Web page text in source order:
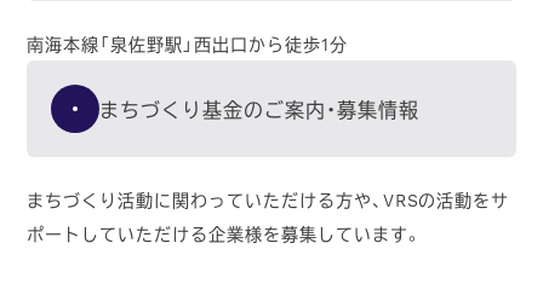
南海本線「泉佐野駅」西出口から徒歩1分
まちづくり基金のご案内・募集情報
まちづくり活動に関わっていただける方や、VRSの活動をサ
ポートしていただける企業様を募集しています。